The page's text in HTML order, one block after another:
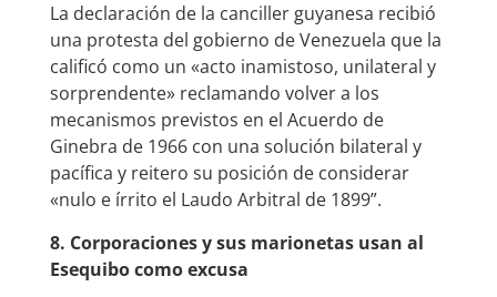
La declaración de la canciller guyanesa recibió
una protesta del gobierno de Venezuela que la
calificó como un «acto inamistoso, unilateral y
sorprendente» reclamando volver a los
mecanismos previstos en el Acuerdo de
Ginebra de 1966 con una solución bilateral y
pacífica y reitero su posición de considerar
«nulo e írrito el Laudo Arbitral de 1899”.
8. Corporaciones y sus marionetas usan al
Esequibo como excusa